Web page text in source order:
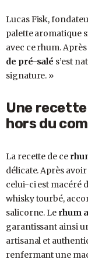
Lucas Fisk,
palette aromatique
avec ce rhum.
de pré-salé s’est
signature. »
Une
hors du
La recette de ce
délicate. Après
celui-ci est macéré
whisky tourbé,
salicorne. Le rhum
garantissant ainsi
artisanal et
renfermant une